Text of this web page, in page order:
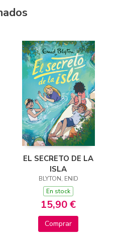
EL SECRETO DE LA
ISLA
BLYTON, ENID
En stock
15,90 €
Comprar